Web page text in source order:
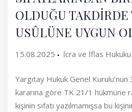
OLDUĞU TAKDİRDE
USÛLÜNE UYGUN
15.08.2025 İcra ve İflas Hukuku
Yargıtay Hukuk Genel
kararına göre TK 21/1 hükmüne
kişinin sıfatı yazılmamışsa bu